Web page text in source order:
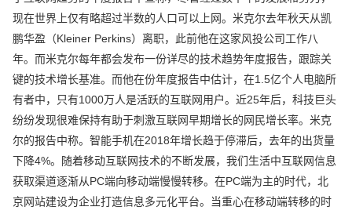
现在世界上仅有略超过半数的人口可以上网。米克尔去年秋天从凯
鹏华盈（Kleiner Perkins）离职，此前他在这家风投公司工作八
年。而米克尔每年都会发布一份详尽的技术趋势年度报告，跟踪关
键的技术增长基准。而他在份年度报告中估计，在1.5亿个人电脑所
有者中，只有1000万人是活跃的互联网用户。近25年后，科技巨头
纷纷发现很难保持有助于刺激互联网早期增长的网民增长率。米克
尔的报告中称。智能手机在2018年增长趋于停滞后，去年的出货量
下降4%。随着移动互联网技术的不断发展，我们生活中互联网信息
获取渠道逐渐从PC端向移动端慢慢转移。在PC端为主的时代，北
京网站建设为企业打造信息多元化平台。当重心在移动端转移的时